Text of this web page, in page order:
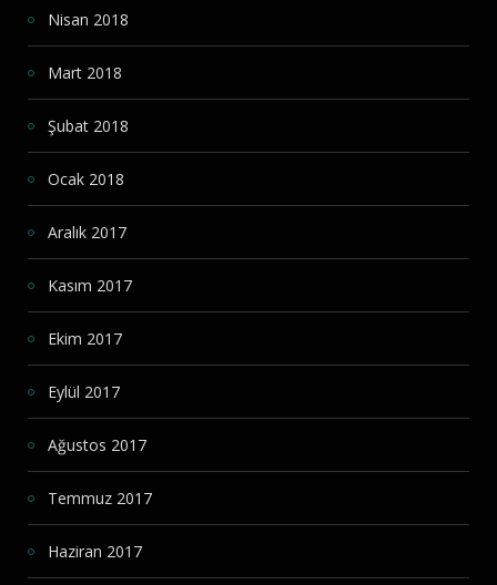
Nisan 2018
Mart 2018
Şubat 2018
Ocak 2018
Aralık 2017
Kasım 2017
Ekim 2017
Eylül 2017
Ağustos 2017
Temmuz 2017
Haziran 2017